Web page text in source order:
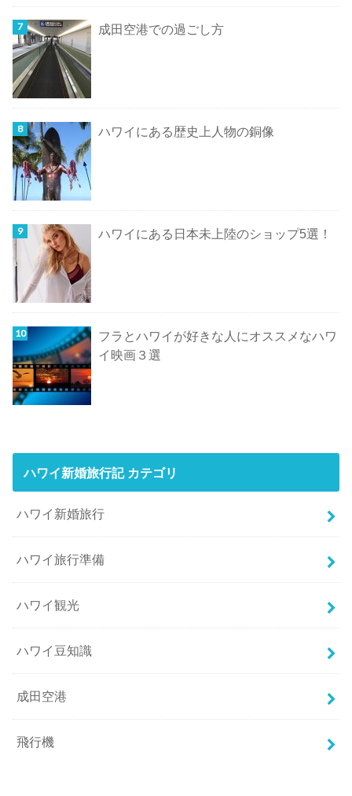
成田空港での過ごし方
ハワイにある歴史上人物の銅像
ハワイにある日本未上陸のショップ5選！
フラとハワイが好きな人にオススメなハワ
イ映画３選
ハワイ新婚旅行記 カテゴリ
ハワイ新婚旅行
ハワイ旅行準備
ハワイ観光
ハワイ豆知識
成田空港
飛行機